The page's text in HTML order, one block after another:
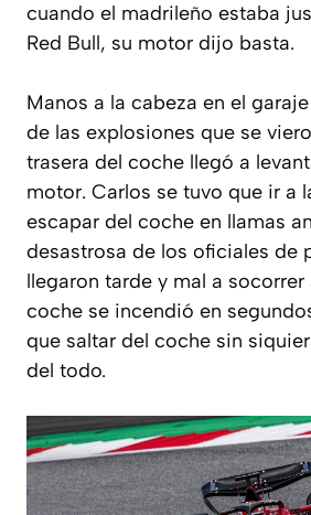
cuando el madrileño estaba
Red Bull, su motor dijo basta.
Manos a la cabeza en el
de las explosiones que se
trasera del coche llegó a
motor. Carlos se tuvo que ir a
escapar del coche en llamas
desastrosa de los oficiales de
llegaron tarde y mal a socorrer
coche se incendió en
que saltar del coche sin
del todo.